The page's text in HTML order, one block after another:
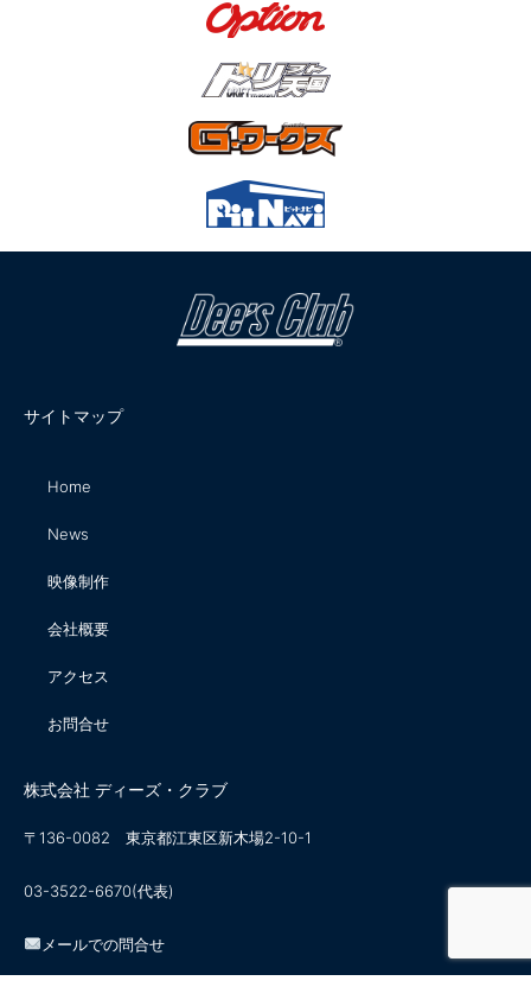
サイトマップ
Home
News
映像制作
会社概要
アクセス
お問合せ
株式会社 ディーズ・クラブ
〒136-0082 東京都江東区新木場2-10-1
03-3522-6670(代表)
メールでの問合せ